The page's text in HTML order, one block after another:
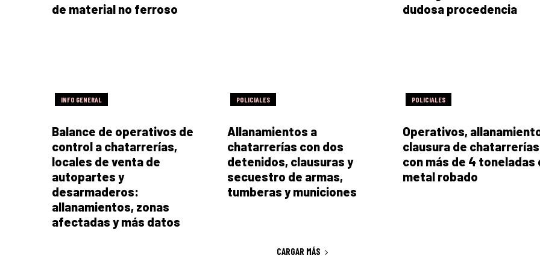
de material no ferroso
dudosa procedencia
INFO GENERAL
Balance de operativos de
control a chatarrerías,
locales de venta de
autopartes y
desarmaderos:
allanamientos, zonas
afectadas y más datos
POLICIALES
Allanamientos a
chatarrerías con dos
detenidos, clausuras y
secuestro de armas,
tumberas y municiones
POLICIALES
Operativos,
clausura de chatarrerías
con más de 4 toneladas
metal robado
CARGAR MÁS